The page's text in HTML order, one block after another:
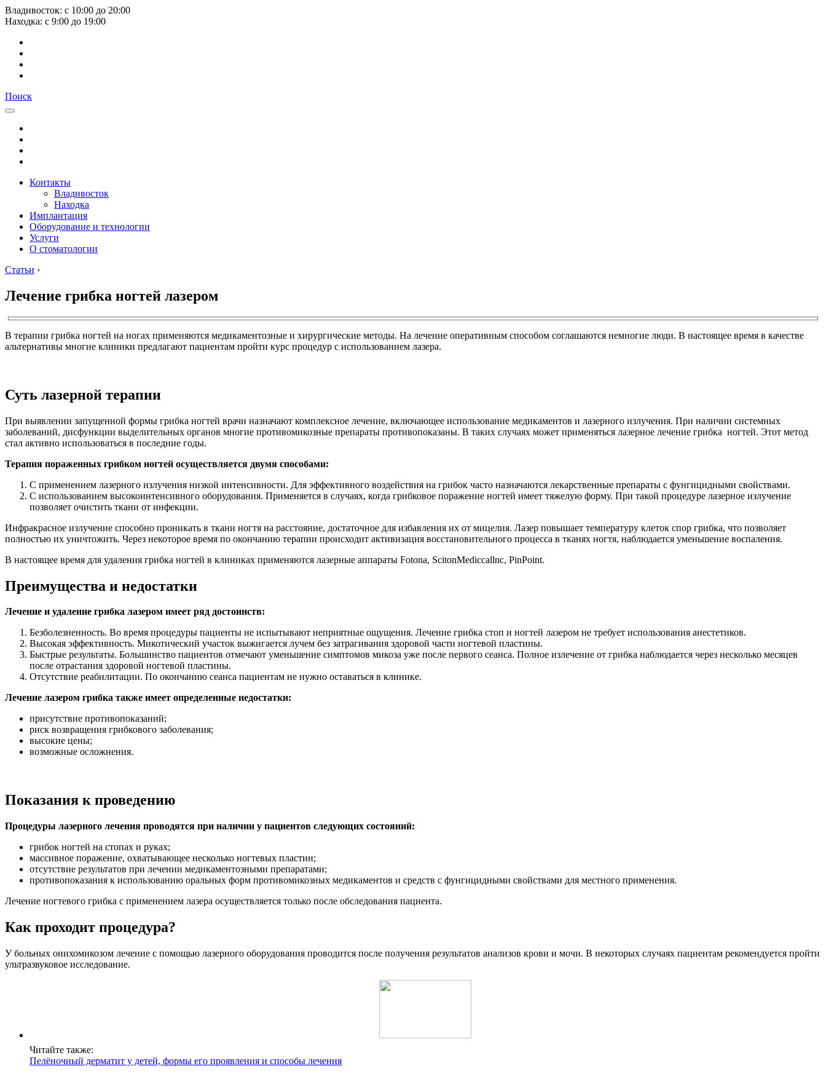
Владивосток: с 10:00 до 20:00
Находка: с 9:00 до 19:00
Поиск
Контакты
Владивосток
Находка
Имплантация
Оборудование и технологии
Услуги
О стоматологии
Статьи ›
Лечение грибка ногтей лазером
В терапии грибка ногтей на ногах применяются медикаментозные и хирургические методы. На лечение оперативным способом соглашаются немногие люди. В настоящее время в качестве
альтернативы многие клиники предлагают пациентам пройти курс процедур с использованием лазера.
Суть лазерной терапии
При выявлении запущенной формы грибка ногтей врачи назначают комплексное лечение, включающее использование медикаментов и лазерного излучения. При наличии системных
заболеваний, дисфункции выделительных органов многие противомикозные препараты противопоказаны. В таких случаях может применяться лазерное лечение грибка ногтей. Этот метод
стал активно использоваться в последние годы.
Терапия пораженных грибком ногтей осуществляется двумя способами:
С применением лазерного излучения низкой интенсивности. Для эффективного воздействия на грибок часто назначаются лекарственные препараты с фунгицидными свойствами.
С использованием высокоинтенсивного оборудования. Применяется в случаях, когда грибковое поражение ногтей имеет тяжелую форму. При такой процедуре лазерное излучение
позволяет очистить ткани от инфекции.
Инфракрасное излучение способно проникать в ткани ногтя на расстояние, достаточное для избавления их от мицелия. Лазер повышает температуру клеток спор грибка, что позволяет
полностью их уничтожить. Через некоторое время по окончанию терапии происходит активизация восстановительного процесса в тканях ногтя, наблюдается уменьшение воспаления.
В настоящее время для удаления грибка ногтей в клиниках применяются лазерные аппараты Fotona, ScitonMediccallnc, PinPoint.
Преимущества и недостатки
Лечение и удаление грибка лазером имеет ряд достоинств:
Безболезненность. Во время процедуры пациенты не испытывают неприятные ощущения. Лечение грибка стоп и ногтей лазером не требует использования анестетиков.
Высокая эффективность. Микотический участок выжигается лучем без затрагивания здоровой части ногтевой пластины.
Быстрые результаты. Большинство пациентов отмечают уменьшение симптомов микоза уже после первого сеанса. Полное излечение от грибка наблюдается через несколько месяцев
после отрастания здоровой ногтевой пластины.
Отсутствие реабилитации. По окончанию сеанса пациентам не нужно оставаться в клинике.
Лечение лазером грибка также имеет определенные недостатки:
присутствие противопоказаний;
риск возвращения грибкового заболевания;
высокие цены;
возможные осложнения.
Показания к проведению
Процедуры лазерного лечения проводятся при наличии у пациентов следующих состояний:
грибок ногтей на стопах и руках;
массивное поражение, охватывающее несколько ногтевых пластин;
отсутствие результатов при лечении медикаментозными препаратами;
противопоказания к использованию оральных форм противомикозных медикаментов и средств с фунгицидными свойствами для местного применения.
Лечение ногтевого грибка с применением лазера осуществляется только после обследования пациента.
Как проходит процедура?
У больных онихомикозом лечение с помощью лазерного оборудования проводится после получения результатов анализов крови и мочи. В некоторых случаях пациентам рекомендуется пройти
ультразвуковое исследование.
Читайте также:
Пелёночный дерматит у детей, формы его проявления и способы лечения